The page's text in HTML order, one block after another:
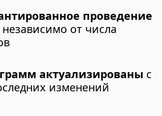
проведение
от числа
актуализированы с
изменений